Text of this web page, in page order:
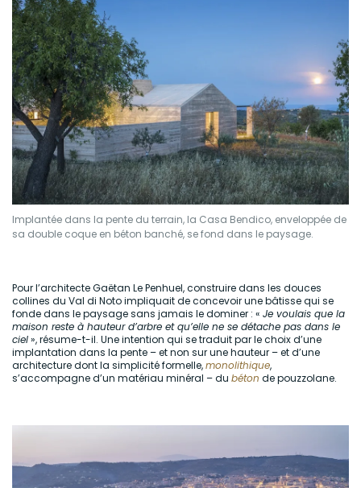
Implantée dans la pente du terrain, la Casa Bendico, enveloppée de
sa double coque en béton banché, se fond dans le paysage.
Pour l’architecte Gaëtan Le Penhuel, construire dans les douces
collines du Val di Noto impliquait de concevoir une bâtisse qui se
fonde dans le paysage sans jamais le dominer : « Je voulais que la
maison reste à hauteur d’arbre et qu’elle ne se détache pas dans le
ciel», résume-t-il. Une intention qui se traduit par le choix d’une
implantation dans la pente – et non sur une hauteur – et d’une
architecture dont la simplicité formelle,monolithique,
s’accompagne d’un matériau minéral – du béton de pouzzolane.